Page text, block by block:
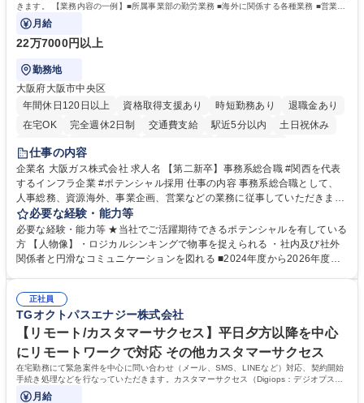
きます。 【業務内容の一例】■所属事業部の勤労業務 ■海外に関係する各種業務 ■営業部
門の企画スタッフ、ルート営業
月給
22万7000円以上
勤務地
大阪府大阪市中央区
年間休日120日以上
資格取得支援あり 時短勤務あり
退職金あり
在宅OK
完全週休2日制 交通費支給 駅近5分以内
土日祝休み
服装自由
第二新卒歓迎
仕事の内容
企業名 大阪ガス株式会社 求人名 【第二新卒】事務系総合職 #関西を代表
するインフラ企業 #ポテンシャル採用 仕事の内容 事務系総合職として、
人事総務、資源海外、事業企画、営業などの業務に従事していただきま
す。 【業務内容の一例】■所属事業部の勤労業務 ■海外に関係する各種業
務 ■営業部門の企画スタッフ、ルート営業 【キャリアパス】入社後の配属
ポジションで一定期間ご活躍頂いた後、本人の適性及び将来のキャリアを
鑑みてジョブローテーションを行います。 【育成】OJTでの現場育成や研
表するインフラ企業 #ポテンシャル採用
必要な経験・能力等
必要な経験・能力等 ★当社でご活躍期待できるポテンシャルを有している
方 【人物像】・ロジカルシンキングで物事を捉えられる ・社内及び社外
関係者と円滑なコミュニケーションを図れる ■2024年度から2026年度ま
72.html ■エネルギーセキュリティの不安定化や気候変動による自然災害の
甚大化など、これまで以上に社会課題解決の重要性が高まっています。
「未来の日常」の創造に向けて持続可能な社会の実現に貢献してまいりま
す。 学歴・資格 学歴：大学院 大学 語学力： 資格：
正社員
TGオクトパスエナジー株式会社
【リモート/カスタマーサクセス】平日夕方以降を中心
にリモートワークで対応 その他カスタマーサクセス
在宅勤務にて緊急案件を中心に問い合わせ（メール、SMS、LINEなど）対応、契約開始
手続き処理などを行なっていただきます。カスタマーサクセス（Digiops：デジオプス）
と運用構築の業務となります。
月給